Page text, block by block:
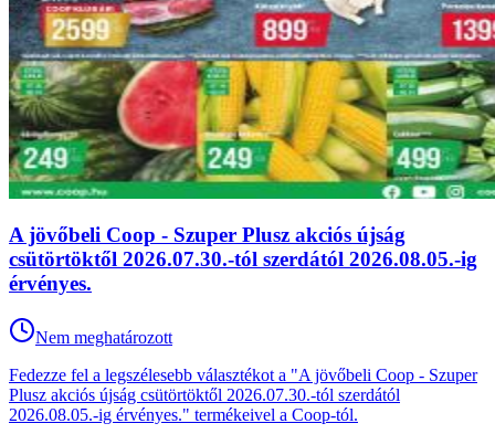
A jövőbeli Coop - Szuper Plusz akciós újság
csütörtöktől 2026.07.30.-tól szerdától 2026.08.05.-ig
érvényes.
Nem meghatározott
Fedezze fel a legszélesebb választékot a "A jövőbeli Coop - Szuper
Plusz akciós újság csütörtöktől 2026.07.30.-tól szerdától
2026.08.05.-ig érvényes." termékeivel a Coop-tól.